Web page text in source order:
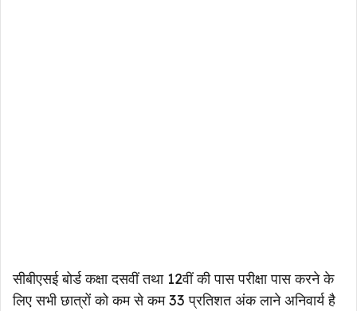
सीबीएसई बोर्ड कक्षा दसवीं तथा 12वीं की पास परीक्षा पास करने के
लिए सभी छात्रों को कम से कम 33 प्रतिशत अंक लाने अनिवार्य है